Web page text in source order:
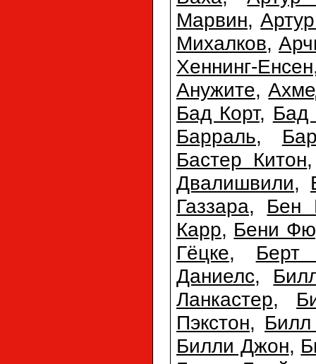
Марвин,
Михалков,
Хеннинг-Енсен
Анужите,
Бад Корт, Бад
Барраль,
Бастер Китон
Двалишвили,
Газзара, Бен
Карр, Бени
Гёцке, Берт
Даниелс,
Ланкастер,
Пэкстон,
Билли Джон,